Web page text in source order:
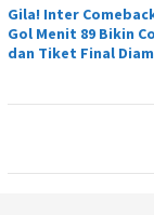
Gila! Inter
Gol Menit 89 Bikin
dan Tiket Final